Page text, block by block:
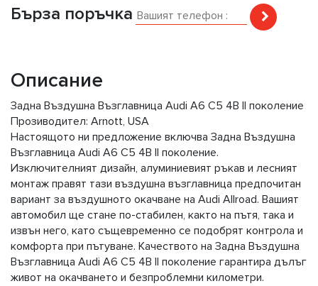
Бърза поръчка
Описание
Задна Въздушна Възглавница Audi A6 C5 4B II поколение
Прозиводител: Arnott, USA
Настоящото ни предложение включва Задна Въздушна
Възглавница Audi A6 C5 4B II поколение.
Изключителният дизайн, алуминиевият ръкав и лесният
монтаж правят тази въздушна възглавница предпочитан
вариант за въздушното окачване на Audi Allroad. Вашият
автомобил ще стане по-стабилен, както на пътя, така и
извън него, като същевременно се подобрят контрола и
комфорта при пътуване. Качеството на Задна Въздушна
Възглавница Audi A6 C5 4B II поколение гарантира дълъг
живот на окачването и безпроблемни километри.